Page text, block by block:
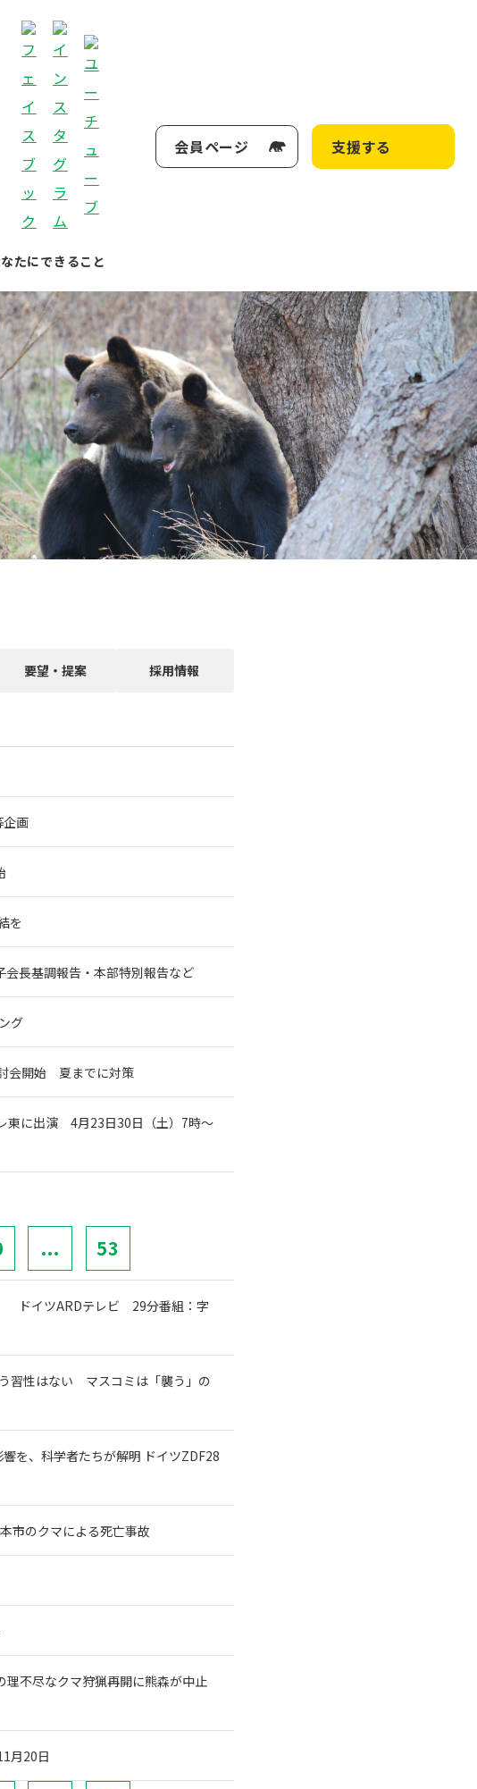
たにできること
会員ページ 支援する
要望・提案 採用情報
企画
を
長基調報告・本部特別報告など
グ
会開始 夏までに対策
東に出演 4月23日30日（土）7時～
... 53
ドイツARDテレビ 29分番組：字
習性はない マスコミは「襲う」の
を、科学者たちが解明 ドイツZDF28
のクマによる死亡事故
不尽なクマ狩猟再開に熊森が中止
月20日